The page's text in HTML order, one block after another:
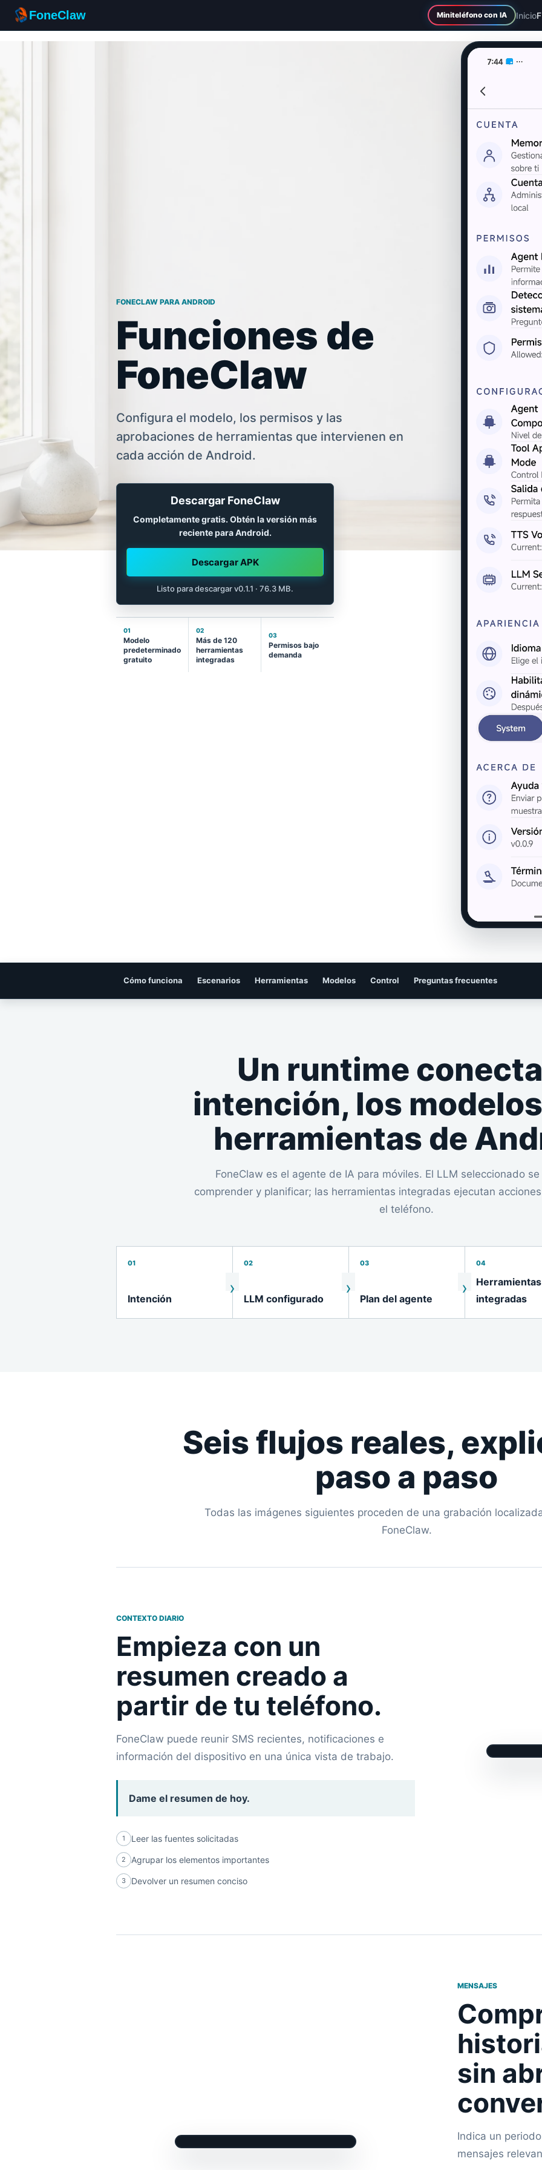
FoneClaw Miniteléfono con IA Inicio
FONECLAW PARA ANDROID
Funciones de
FoneClaw
Configura el modelo, los permisos y las
aprobaciones de herramientas que intervienen en
cada acción de Android.
Descargar FoneClaw
Completamente gratis. Obtén la versión más
reciente para Android.
Descargar APK
Listo para descargar v0.1.1 · 76.3 MB.
01
Modelo
predeterminado
gratuito
02
Más de 120
herramientas
integradas
03
Permisos bajo
demanda
Cómo funciona Escenarios Herramientas Modelos Control Preguntas frecuentes
Un runtime
intención, los
herramientas de
FoneClaw es el agente de IA para móviles. El LLM seleccionado
comprender y planificar; las herramientas integradas ejecutan
el teléfono.
01
Intención
02
LLM configurado
03
Plan del agente
04
Herramientas
integradas
Seis flujos reales,
paso a paso
Todas las imágenes siguientes proceden de una grabación
FoneClaw.
CONTEXTO DIARIO
Empieza con un
resumen creado a
partir de tu teléfono.
FoneClaw puede reunir SMS recientes, notificaciones e
información del dispositivo en una única vista de trabajo.
Dame el resumen de hoy.
1 Leer las fuentes solicitadas
2 Agrupar los elementos importantes
3 Devolver un resumen conciso
MENSAJES
sin
Indica un
mensajes